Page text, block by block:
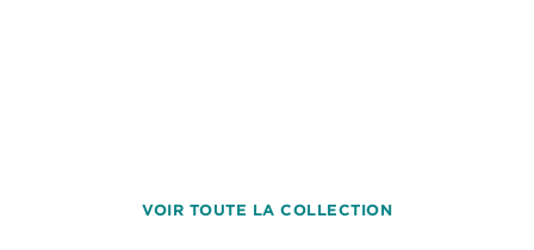
VOIR TOUTE LA COLLECTION